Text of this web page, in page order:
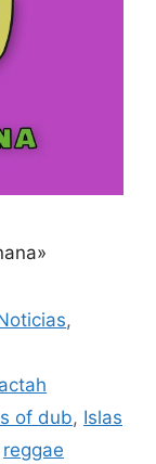
,
of dub, Islas
reggae